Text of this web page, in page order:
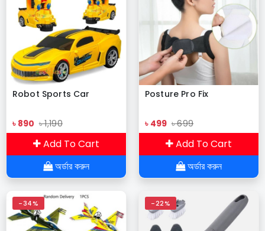
Robot Sports Car
৳ 890 ৳ 1,190
Add To Cart
অর্ডার করুন
Posture Pro Fix
৳ 499 ৳ 699
Add To Cart
অর্ডার করুন
-34% -22%